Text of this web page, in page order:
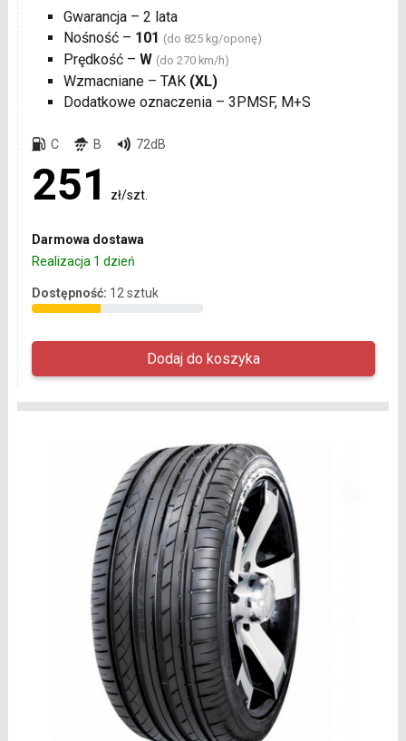
Gwarancja – 2 lata
Nośność – 101 (do 825 kg/oponę)
Prędkość – W (do 270 km/h)
Wzmacniane – TAK (XL)
Dodatkowe oznaczenia – 3PMSF, M+S
C B 72dB
251 zł/szt.
Darmowa dostawa
Realizacja 1 dzień
Dostępność: 12 sztuk